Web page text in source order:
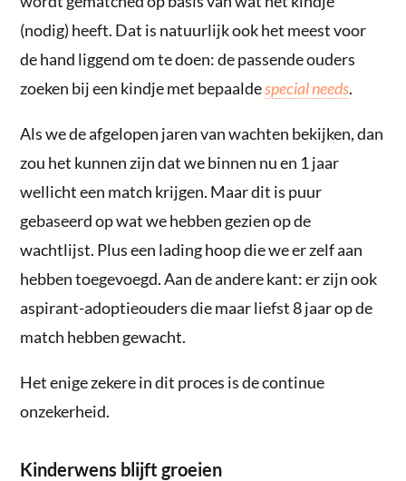
(nodig) heeft. Dat is natuurlijk ook het meest voor
de hand liggend om te doen: de passende ouders
zoeken bij een kindje met bepaaldespecial needs.
Als we de afgelopen jaren van wachten bekijken, dan
zou het kunnen zijn dat we binnen nu en 1 jaar
wellicht een match krijgen. Maar dit is puur
gebaseerd op wat we hebben gezien op de
wachtlijst. Plus een lading hoop die we er zelf aan
hebben toegevoegd. Aan de andere kant: er zijn ook
aspirant-adoptieouders die maar liefst 8 jaar op de
match hebben gewacht.
Het enige zekere in dit proces is de continue
onzekerheid.
Kinderwens blijft groeien